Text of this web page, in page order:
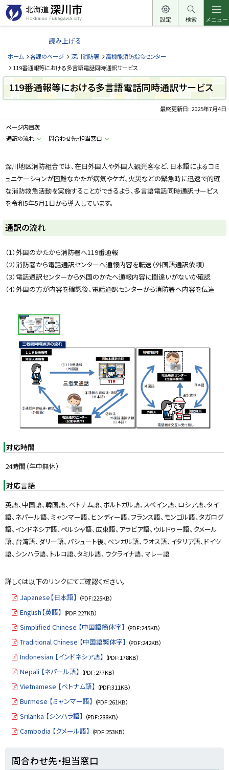
本
文
へ
ー
北
道
深
川
市
H
k
a
d
u
k
a
a
w
a
i
t
y
設定 検索 メニュー
読み上げる
ホーム 各課のページ 深川消防署
高機能消防指令センター
119番通報等における多言語電話同時通訳サービス
119番通報等における多言語電話同時通訳サービス
最終更新日: 2025年7月4日
ページ内目次
通訳の流れ
問合わせ先・担当窓口
深川地区消防組合では、在日外国人や外国人観光客など、日本語によるコミ
ュニケーションが困難なかたが病気やケガ、火災などの緊急時に迅速で的確
な消防救急活動を実施することができるよう、多言語電話同時通訳サービス
を令和5年5月1日から導入しています。
通訳の流れ
（1）外国のかたから消防署へ119番通報
（2）消防署から電話通訳センターへ通報内容を転送（外国語通訳依頼）
（3）電話通訳センターから外国のかたへ通報内容に間違いがないか確認
（4）外国の方が内容を確認後、電話通訳センターから消防署へ内容を伝達
画
像
ス
ラ
イ
対応時間
24時間（年中無休）
対応言語
英語、中国語、韓国語、ベトナム語、ポルトガル語、スペイン語、ロシア語、タイ
語、ネパール語、ミャンマー語、ヒンディー語、フランス語、モンゴル語、タガログ
語、インドネシア語、ペルシャ語、広東語、アラビア語、ウルドゥー語、クメール
語、台湾語、ダリー語、パシュート後、ベンガル語、ラオス語、イタリア語、ドイツ
語、シンハラ語、トルコ語、タミル語、ウクライナ語、マレー語
詳しくは以下のリンクにてご確認ください。
Japanese【日本語】 （PDF:225KB）
English【英語】 （PDF:227KB）
Simplified Chinese 【中国語簡体字】 （PDF:245KB）
Traditional Chinese 【中国語繁体字】 （PDF:242KB）
Indonesian 【インドネシア語】 （PDF:178KB）
Nepali 【ネパール語】 （PDF:277KB）
Vietnamese 【ベトナム語】 （PDF:311KB）
Burmese 【ミャンマー語】 （PDF:261KB）
Srilanka 【シンハラ語】 （PDF:288KB）
Cambodia 【クメール語】 （PDF:253KB）
問合わせ先・担当窓口